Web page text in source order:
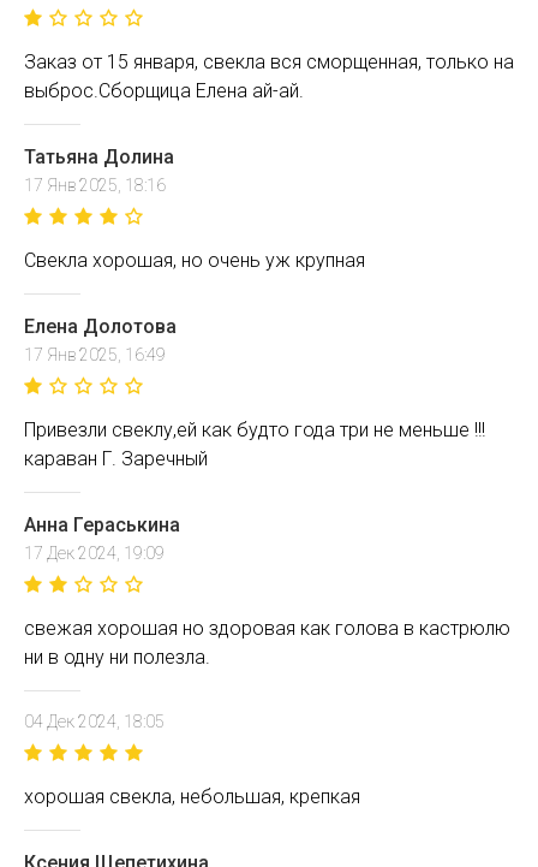
Заказ от 15 января, свекла вся сморщенная, только на
выброс.Сборщица Елена ай-ай.
Татьяна Долина
17 Янв 2025, 18:16
Свекла хорошая, но очень уж крупная
Елена Долотова
17 Янв 2025, 16:49
Привезли свеклу,ей как будто года три не меньше !!!
караван Г. Заречный
Анна Гераськина
17 Дек 2024, 19:09
свежая хорошая но здоровая как голова в кастрюлю
ни в одну ни полезла.
04 Дек 2024, 18:05
хорошая свекла, небольшая, крепкая